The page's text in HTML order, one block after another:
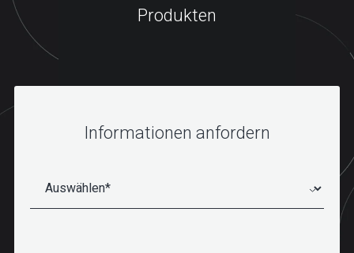
Produkten
Informationen anfordern